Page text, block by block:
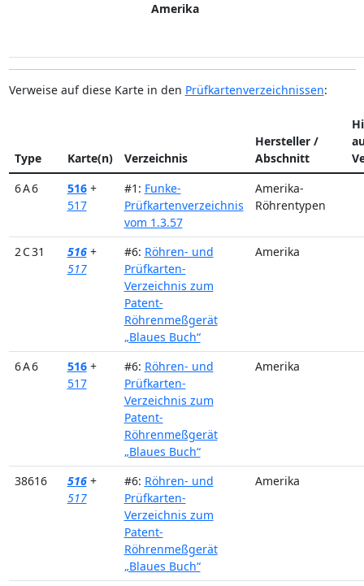
Amerika
Verweise auf diese Karte in den Prüfkartenverzeichnissen:
Type Karte(n) Verzeichnis
Hersteller /
Abschnitt
6 A 6
516 +
517
#1: Funke-
Prüfkartenverzeichnis
vom 1.3.57
Amerika-
Röhrentypen
2 C 31 516 +
517
#6: Röhren- und
Prüfkarten-
Verzeichnis zum
Patent-
Röhrenmeßgerät
„Blaues Buch“
Amerika
6 A 6 516 +
517
#6: Röhren- und
Prüfkarten-
Verzeichnis zum
Patent-
Röhrenmeßgerät
„Blaues Buch“
Amerika
38616 516 +
517
#6: Röhren- und
Prüfkarten-
Verzeichnis zum
Patent-
Röhrenmeßgerät
„Blaues Buch“
Amerika